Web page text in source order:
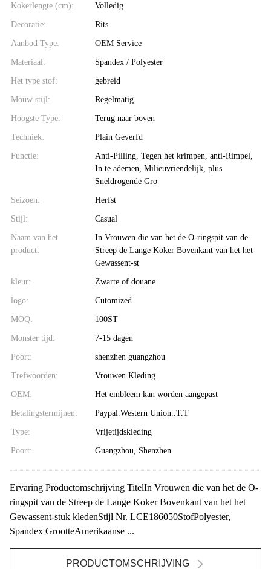
Kokerlengte (cm): Volledig
Decoratie: Rits
Aanbod Type: OEM Service
Materiaal: Spandex / Polyester
Het type stof: gebreid
Mouw stijl: Regelmatig
Hoogste Type: Terug naar boven
Techniek: Plain Geverfd
Functie:
Anti-Pilling, Tegen het krimpen, anti-Rimpel,
In te ademen, Milieuvriendelijk, plus
Sneldrogende Gro
Seizoen: Herfst
Stijl: Casual
Naam van het
product:
In Vrouwen die van het de O-ringspit van de
Streep de Lange Koker Bovenkant van het het
Gewassent-st
kleur: Zwarte of douane
logo: Cutomized
MOQ: 100ST
Monster tijd: 7-15 dagen
Poort: shenzhen guangzhou
Trefwoorden: Vrouwen Kleding
OEM: Het embleem kan worden aangepast
Betalingstermijnen: Paypal.Western Union..T.T
Type: Vrijetijdskleding
Poort: Guangzhou, Shenzhen
Ervaring Productomschrijving TitelIn Vrouwen die van het de O-
ringspit van de Streep de Lange Koker Bovenkant van het het
Gewassent-stuk kledenStijl Nr. LCE186050StofPolyester,
Spandex GrootteAmerikaanse ...
PRODUCTOMSCHRIJVING